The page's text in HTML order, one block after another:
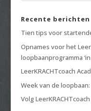
Recente berichten
Tien tips voor
Opnames voor het
loopbaanprogramma
LeerKRACHTcoach
Week van de
Volg